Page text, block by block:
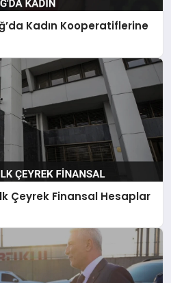
Kadın Kooperatiflerine
Çeyrek Finansal Hesaplar